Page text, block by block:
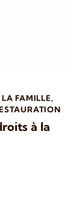
FAMILLE,
à la